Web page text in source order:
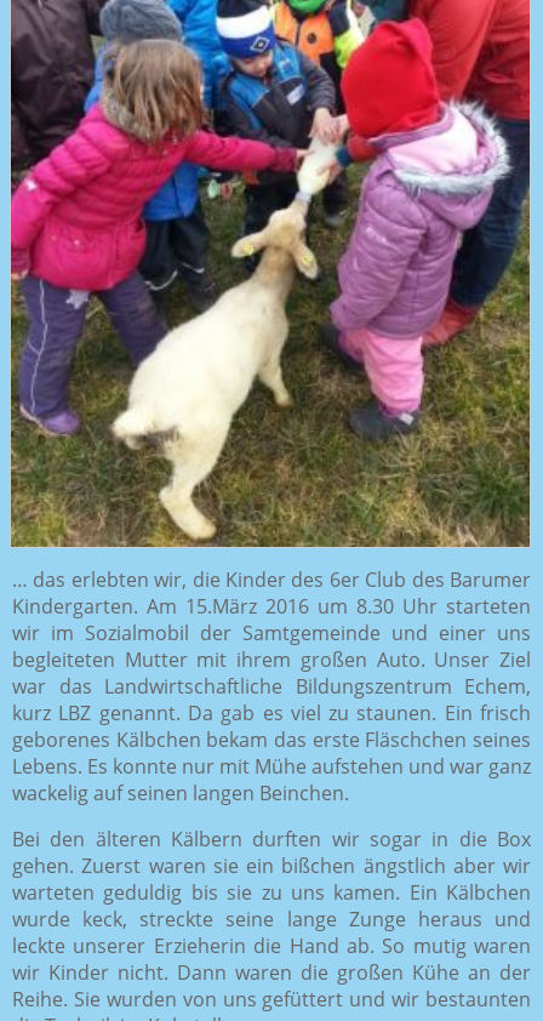
… das erlebten wir, die Kinder des 6er Club des Barumer
Kindergarten. Am 15.März 2016 um 8.30 Uhr starteten
wir im Sozialmobil der Samtgemeinde und einer uns
begleiteten Mutter mit ihrem großen Auto. Unser Ziel
war das Landwirtschaftliche Bildungszentrum Echem,
kurz LBZ genannt. Da gab es viel zu staunen. Ein frisch
geborenes Kälbchen bekam das erste Fläschchen seines
Lebens. Es konnte nur mit Mühe aufstehen und war ganz
wackelig auf seinen langen Beinchen.
Bei den älteren Kälbern durften wir sogar in die Box
gehen. Zuerst waren sie ein bißchen ängstlich aber wir
warteten geduldig bis sie zu uns kamen. Ein Kälbchen
wurde keck, streckte seine lange Zunge heraus und
leckte unserer Erzieherin die Hand ab. So mutig waren
wir Kinder nicht. Dann waren die großen Kühe an der
Reihe. Sie wurden von uns gefüttert und wir bestaunten